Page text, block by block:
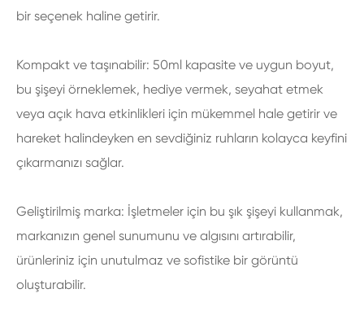
bir seçenek haline getirir.
Kompakt ve taşınabilir: 50ml kapasite ve uygun boyut,
bu şişeyi örneklemek, hediye vermek, seyahat etmek
veya açık hava etkinlikleri için mükemmel hale getirir ve
hareket halindeyken en sevdiğiniz ruhların kolayca keyfini
çıkarmanızı sağlar.
Geliştirilmiş marka: İşletmeler için bu şık şişeyi kullanmak,
markanızın genel sunumunu ve algısını artırabilir,
ürünleriniz için unutulmaz ve sofistike bir görüntü
oluşturabilir.